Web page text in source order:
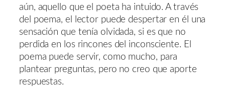
aún, aquello que el poeta ha intuido. A través
del poema, el lector puede despertar en él una
sensación que tenía olvidada, si es que no
perdida en los rincones del inconsciente. El
poema puede servir, como mucho, para
plantear preguntas, pero no creo que aporte
respuestas.